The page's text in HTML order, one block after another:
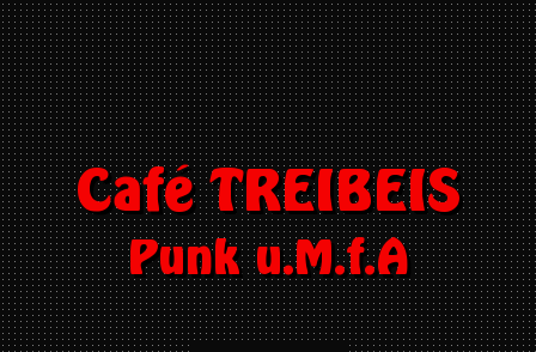
Café TREIBEIS
Punk u.M.f.A